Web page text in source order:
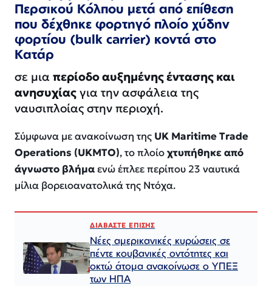
Περσικού Κόλπου μετά από επίθεση
που δέχθηκε φορτηγό πλοίο χύδην
φορτίου (bulk carrier) κοντά στο
Κατάρ
σε μια περίοδο αυξημένης έντασης και
ανησυχίας για την ασφάλεια της
ναυσιπλοίας στην περιοχή.
Σύμφωνα με ανακοίνωση της UK Maritime Trade
Operations (UKMTO), το πλοίοχτυπήθηκε από
άγνωστο βλήμαενώ έπλεε περίπου 23 ναυτικά
μίλια βορειοανατολικά της Ντόχα.
ΔΙΑΒΑΣΤΕ ΕΠΙΣΗΣ
Νέες αμερικανικές κυρώσεις σε
πέντε κουβανικές οντότητες και
οκτώ άτομα ανακοίνωσε ο ΥΠΕΞ
των ΗΠΑ